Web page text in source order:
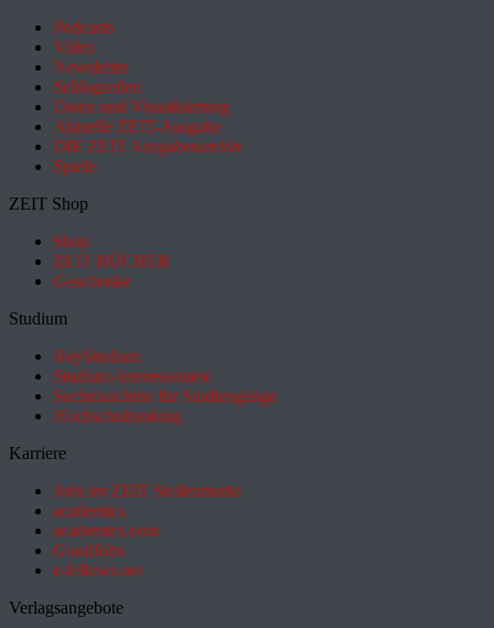
Podcasts
Video
Newsletter
Schlagzeilen
Daten und Visualisierung
Aktuelle ZEIT-Ausgabe
DIE ZEIT Ausgabenarchiv
Spiele
ZEIT Shop
Shop
ZEIT BÜCHER
Geschenke
Studium
HeyStudium
Studium-Interessentest
Suchmaschine für Studiengänge
Hochschulranking
Karriere
Jobs im ZEIT Stellenmarkt
academics
academics.com
GoodJobs
e-fellows.net
Verlagsangebote